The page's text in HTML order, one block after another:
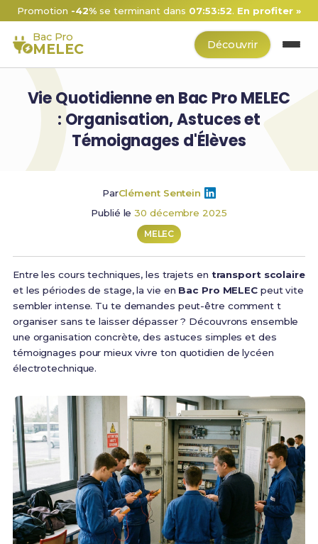
Promotion -42% se terminant dans07:53:51. En profiter »
Bac Pro
MELEC Découvrir
Vie Quotidienne en Bac Pro MELEC
: Organisation, Astuces et
Témoignages d'Élèves
ParClément Sentein
Publié le30 décembre 2025
MELEC
Entre les cours techniques, les trajets en transport scolaire
et les périodes de stage, la vie en Bac Pro MELEC peut vite
sembler intense. Tu te demandes peut-être comment t
organiser sans te laisser dépasser ? Découvrons ensemble
une organisation concrète, des astuces simples et des
témoignages pour mieux vivre ton quotidien de lycéen
électrotechnique.